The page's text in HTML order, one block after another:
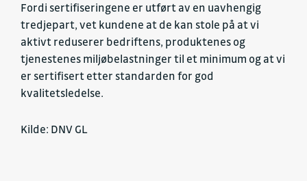
Fordi sertifiseringene er utført av en uavhengig
tredjepart, vet kundene at de kan stole på at vi
aktivt reduserer bedriftens, produktenes og
tjenestenes miljøbelastninger til et minimum og at vi
er sertifisert etter standarden for god
kvalitetsledelse.
Kilde: DNV GL